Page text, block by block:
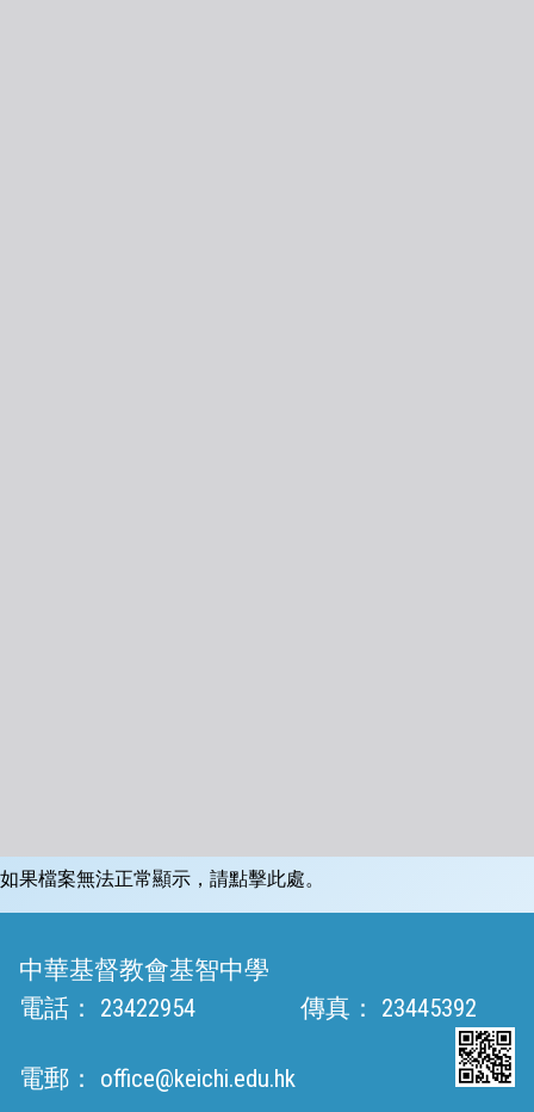
如果檔案無法正常顯示，請點擊此處。
中華基督教會基智中學
電話：
23422954 傳真： 23445392
電郵： office@keichi.edu.hk